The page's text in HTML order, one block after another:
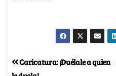
Caricatura: ¡Duélale a quien